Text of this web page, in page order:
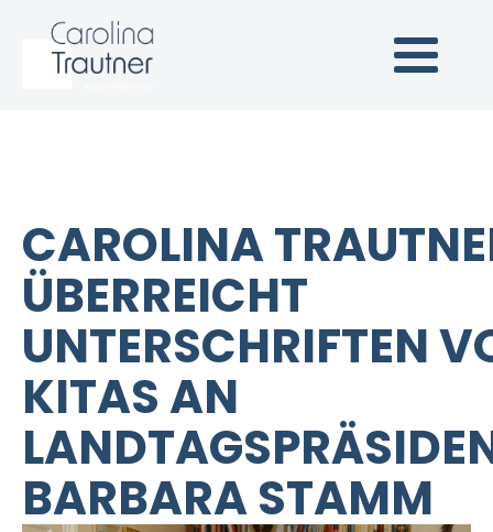
Carolina Trautner
CAROLINA
ÜBERREICHT
UNTERSCHRIFTEN
KITAS AN
BARBARA STAMM